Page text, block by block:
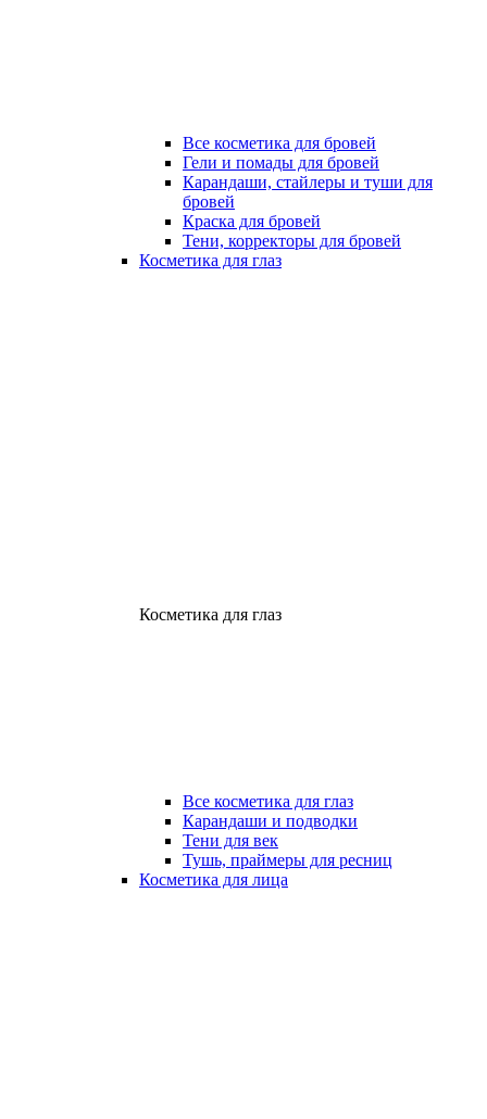
Все косметика для бровей
Гели и помады для бровей
Карандаши, стайлеры и туши для
бровей
Краска для бровей
Тени, корректоры для бровей
Косметика для глаз
Косметика для глаз
Все косметика для глаз
Карандаши и подводки
Тени для век
Тушь, праймеры для ресниц
Косметика для лица